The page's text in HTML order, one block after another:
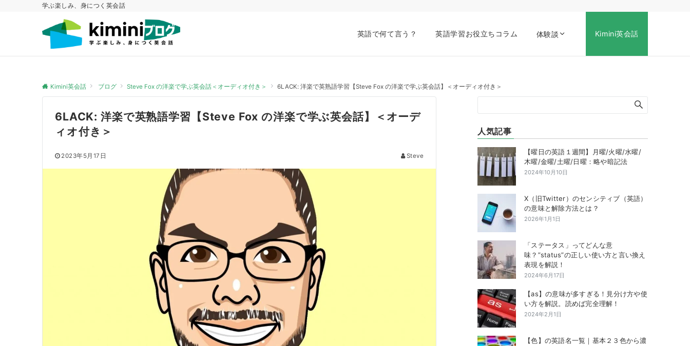
学ぶ楽しみ、身につく英会話
英語で何て言う？ 英語学習お役立ちコラム 体験談 Kimini英会話
Kimini英会話 ブログ Steve Fox の洋楽で学ぶ英会話＜オーディオ付き＞ 6LACK: 洋楽で英熟語学習【Steve Fox の洋楽で学ぶ英会話】＜オーディオ付き＞
6LACK: 洋楽で英熟語学習【Steve Fox の洋楽で学ぶ英会話】＜オーデ
ィオ付き＞
2023年5月17日 Steve
人気記事
【曜日の英語１週間】月曜/火曜/水曜/
木曜/金曜/土曜/日曜：略や暗記法
2024年10月10日
X（旧Twitter）のセンシティブ（英語）
の意味と解除方法とは？
2026年1月1日
「ステータス」ってどんな意
味？”status”の正しい使い方と言い換え
表現を解説！
2024年6月17日
【as】の意味が多すぎる！見分け方や使
い方を解説。読めば完全理解！
2024年2月1日
【色】の英語名一覧｜基本２３色から濃